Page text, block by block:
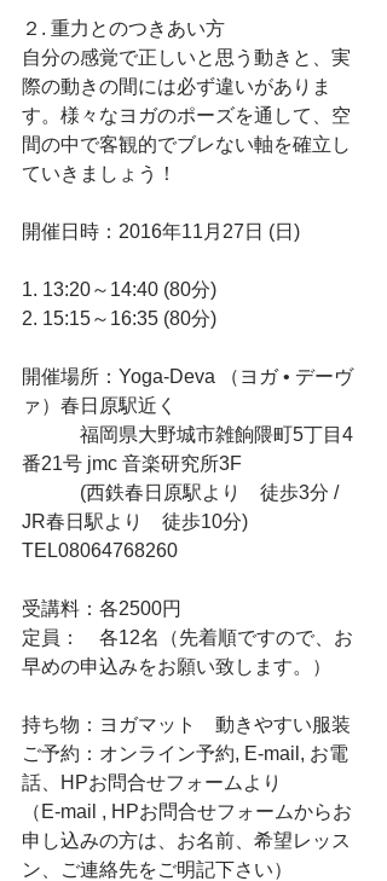
２. 重力とのつきあい方
自分の感覚で正しいと思う動きと、実
際の動きの間には必ず違いがありま
す。様々なヨガのポーズを通して、空
間の中で客観的でブレない軸を確立し
ていきましょう！
開催日時：2016年11月27日 (日)
1. 13:20～14:40 (80分)
2. 15:15～16:35 (80分)
開催場所：Yoga-Deva （ヨガ • デーヴ
ァ）春日原駅近く
福岡県大野城市雑餉隈町5丁目4
番21号 jmc 音楽研究所3F
(西鉄春日原駅より　徒歩3分 /
JR春日駅より　徒歩10分)
TEL08064768260
受講料：各2500円
定員：　各12名（先着順ですので、お
早めの申込みをお願い致します。）
持ち物：ヨガマット　動きやすい服装
ご予約：オンライン予約, E-mail, お電
話、HPお問合せフォームより
（E-mail , HPお問合せフォームからお
申し込みの方は、お名前、希望レッス
ン、ご連絡先をご明記下さい）